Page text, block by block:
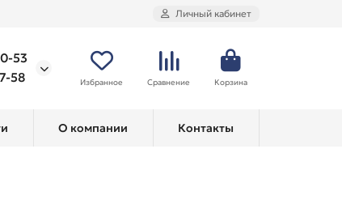
Личный кабинет
53
58
Избранное Сравнение Корзина
О компании Контакты